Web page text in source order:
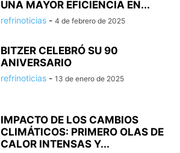
UNA MAYOR EFICIENCIA EN...
refrinoticias - 4 de febrero de 2025
BITZER CELEBRÓ SU 90
ANIVERSARIO
refrinoticias - 13 de enero de 2025
IMPACTO DE LOS CAMBIOS
CLIMÁTICOS: PRIMERO OLAS DE
CALOR INTENSAS Y...